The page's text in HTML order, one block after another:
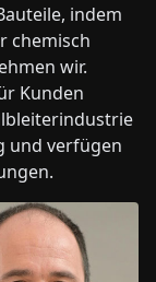
indem
chemisch
wir.
Kunden
und verfügen